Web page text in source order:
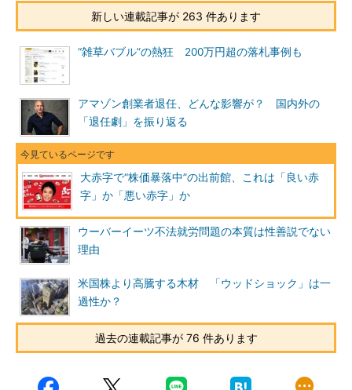
新しい連載記事が 263 件あります
“雑草バブル”の熱狂 200万円超の落札事例も
アマゾン創業者退任、どんな影響が？ 国内外の
「退任劇」を振り返る
大赤字で“株価暴落中”の出前館、これは「良い赤
字」か「悪い赤字」か
ウーバーイーツ不法就労問題の本質は性善説でない
理由
米国株より高騰する木材 「ウッドショック」は一
過性か？
過去の連載記事が 76 件あります